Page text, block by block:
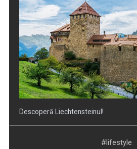
Descoperă Liechtensteinul!
#lifestyle